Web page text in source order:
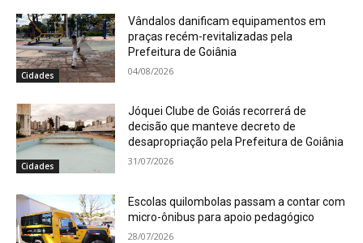
Cidades
Vândalos danificam equipamentos em
praças recém-revitalizadas pela
Prefeitura de Goiânia
04/08/2026
Cidades
Jóquei Clube de Goiás recorrerá de
decisão que manteve decreto de
desapropriação pela Prefeitura de Goiânia
31/07/2026
Escolas quilombolas passam a contar com
micro-ônibus para apoio pedagógico
28/07/2026